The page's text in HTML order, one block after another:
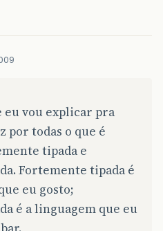
eu vou explicar pra
por todas o que é
tipada e
Fortemente tipada é
eu gosto;
é a linguagem que eu